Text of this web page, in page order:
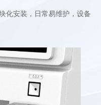
化安装，日常易维护，设备